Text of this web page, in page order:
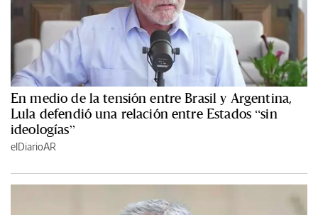
En medio de la tensión entre Brasil y Argentina,
Lula defendió una relación entre Estados “sin
ideologías”
elDiarioAR